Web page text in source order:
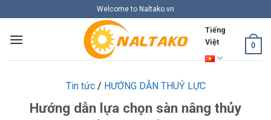
to
content
Welcome to Naltako.vn
Tiếng
Việt
0
Tin tức/ HƯỚNG DẪN THUỶ LỰC
Hướng dẫn lựa chọn sàn nâng thủy